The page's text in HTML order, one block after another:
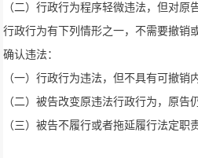
（二）行政行为程序轻微违法，但对原
行政行为有下列情形之一，不需要撤销
确认违法：
（一）行政行为违法，但不具有可撤销
（二）被告改变原违法行政行为，原告
（三）被告不履行或者拖延履行法定职